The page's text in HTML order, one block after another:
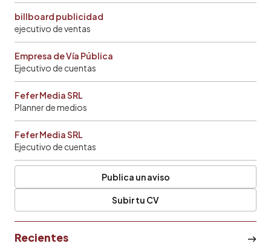
billboard publicidad
ejecutivo de ventas
Empresa de Vía Pública
Ejecutivo de cuentas
Fefer Media SRL
Planner de medios
Fefer Media SRL
Ejecutivo de cuentas
Publica un aviso
Subir tu CV
Recientes